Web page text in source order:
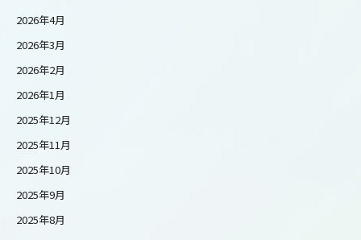
2026年4月
2026年3月
2026年2月
2026年1月
2025年12月
2025年11月
2025年10月
2025年9月
2025年8月